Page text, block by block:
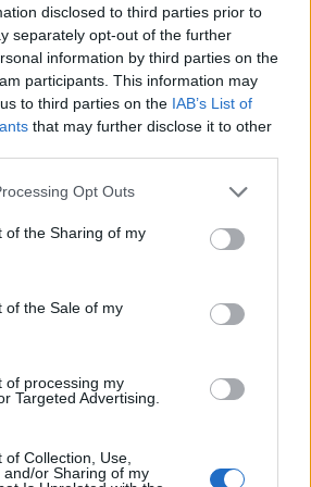
disclosed to third parties prior to
separately opt-out of the further
information by third parties on the
participants. This information may
to third parties on the IAB’s List of
that may further disclose it to other
Opt Outs
of the Sharing of my
of the Sale of my
of processing my
Targeted Advertising.
Collection, Use,
and/or Sharing of my
i en bunke. Kokos massan
lätt att forma.
i en form 30 x 20 cm och platta ut
in i kylen i minst 2 timmar.
stycken bars och forma dem med
i mindre bitar och smält över ett
Tillsätt kokosoljan. Doppa bars i
och lägg dem på ett
på kokos på toppen och låt stelna.
i kylen.